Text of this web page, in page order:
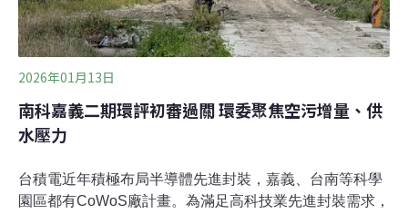
2026年01月13日
南科嘉義二期環評初審過關 環委聚焦空污增量、供
水壓力
台積電近年積極布局半導體先進封裝，嘉義、台南等科學
園區都有CoWoS廠計畫。為滿足高科技業先進封裝需求，